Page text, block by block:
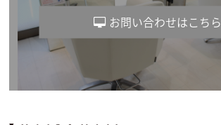
お問い合わせはこちら